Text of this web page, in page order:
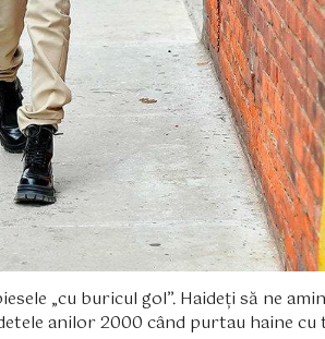
„cu buricul gol”. Haideți să ne
anilor 2000 când purtau haine cu